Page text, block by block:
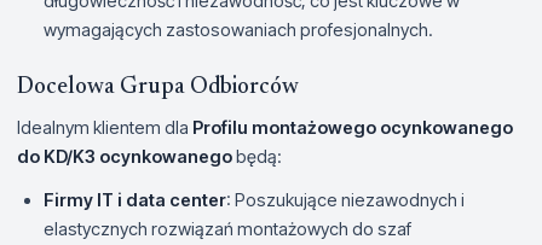
wymagających zastosowaniach profesjonalnych.
Docelowa Grupa Odbiorców
Idealnym klientem dla Profilu montażowego ocynkowanego
do KD/K3 ocynkowanegobędą:
Firmy IT i data center: Poszukujące niezawodnych i
elastycznych rozwiązań montażowych do szaf